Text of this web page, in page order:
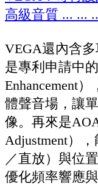
VEGA還內含
是專利申請中
Enhancement
體聲音場，讓
像。再來是
Adjustment）
／直放）與位
優化頻率響應